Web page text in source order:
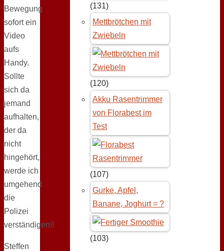
Bewegung
sofort ein
Video
aufs
Handy.
Sollte
sich da
jemand
aufhalten,
der da
nicht
hingehört,
werde ich
umgehend
die
Polizei
verständigen!!
Steffen
(131)
Mettbrötchen mit
Zwiebeln
(120)
Akku Rasentrimmer
von Florabest im
Test
(107)
Gurke, Apfel,
Banane, Joghurt = ?
(103)